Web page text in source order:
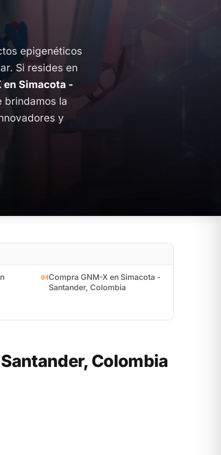
epigenéticos
Si resides en
en Simacota -
brindamos la
y
04Compra GNM-X en Simacota -
Santander, Colombia
Colombia